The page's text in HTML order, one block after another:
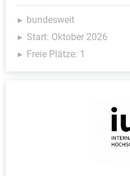
bundesweit
Start: Oktober 2026
Freie Plätze: 1